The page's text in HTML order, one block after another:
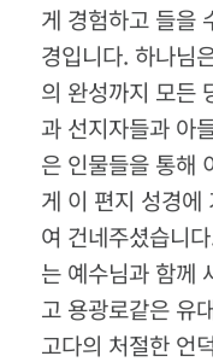
게 경험하고 들을
경입니다. 하나님
의 완성까지 모든
과 선지자들과 아
은 인물들을 통해
게 이 편지 성경에
여 건네주셨습니
는 예수님과 함께
고 용광로같은 유
고다의 처절한 언